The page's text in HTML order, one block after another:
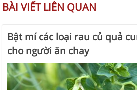
BÀI VIẾT LIÊN QUAN
Bật mí các loại rau củ quả
cho người ăn chay